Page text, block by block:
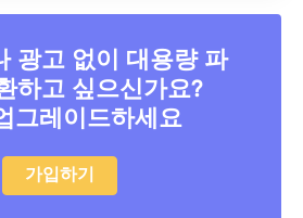
광고 없이 대용량 파
하고 싶으신가요?
그레이드하세요
가입하기